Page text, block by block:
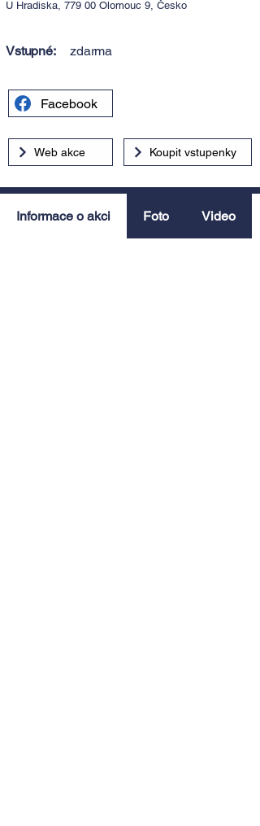
U Hradiska, 779 00 Olomouc 9, Česko
Vstupné: zdarma
Facebook
Web akce Koupit vstupenky
Informace o akci Foto Video